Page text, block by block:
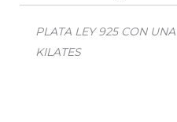
PLATA LEY 925 CON
KILATES